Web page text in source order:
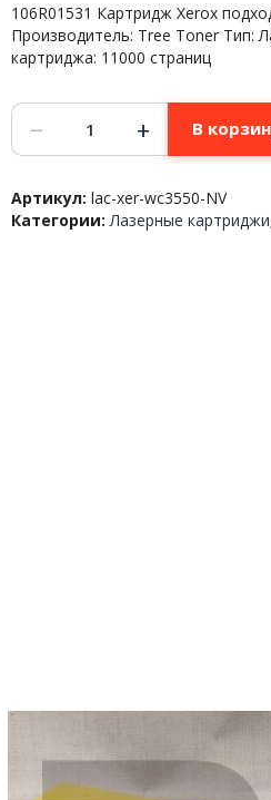
106R01531 Картридж Xerox
Производитель: Tree Toner Тип:
картриджа: 11000 страниц
Количество
товара
106R01531,
Xerox
WorkCentre
− + В
Артикул:lac-xer-wc3550-NV
Категории: Лазерные картриджи